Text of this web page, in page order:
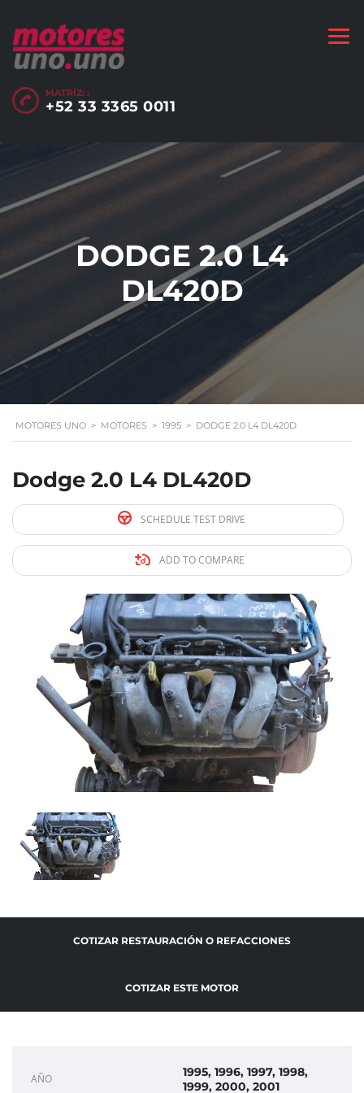
MATRÍZ: :
+52 33 3365 0011
DODGE 2.0 L4
DL420D
MOTORES UNO > MOTORES > 1995 > DODGE 2.0 L4 DL420D
Dodge 2.0 L4 DL420D
SCHEDULE TEST DRIVE
ADD TO COMPARE
COTIZAR RESTAURACIÓN O REFACCIONES
COTIZAR ESTE MOTOR
AÑO
1995, 1996, 1997, 1998,
1999, 2000, 2001